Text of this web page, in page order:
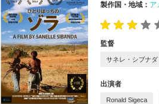
製作国・地域： ア
監督
サネレ・シブナダ
出演者
Ronald Sigeca